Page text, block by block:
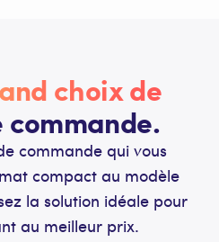
choix de
commande.
commande qui vous
compact au modèle
la solution idéale pour
au meilleur prix.